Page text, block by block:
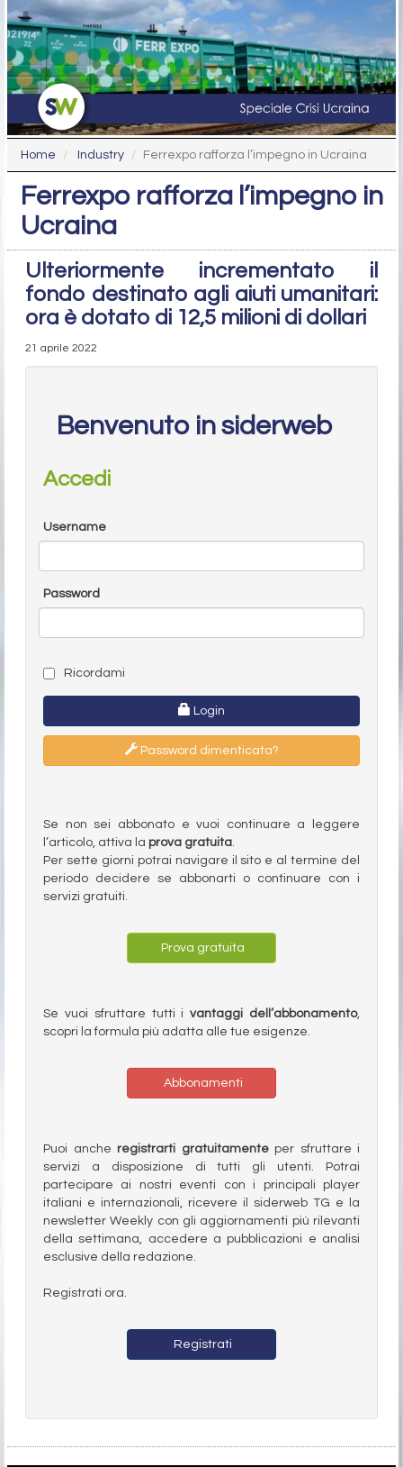
Home Industry Ferrexpo rafforza l’impegno in Ucraina
Ferrexpo rafforza l’impegno in
Ucraina
Ulteriormente incrementato il
fondo destinato agli aiuti umanitari:
ora è dotato di 12,5 milioni di dollari
21 aprile 2022
Benvenuto in siderweb
Accedi
Username
Password
Ricordami
Login
Password dimenticata?
Se non sei abbonato e vuoi continuare a leggere
l’articolo, attiva la prova gratuita.
Per sette giorni potrai navigare il sito e al termine del
periodo decidere se abbonarti o continuare con i
servizi gratuiti.
Prova gratuita
Se vuoi sfruttare tutti ivantaggi dell’abbonamento,
scopri la formula più adatta alle tue esigenze.
Abbonamenti
Puoi anche registrarti gratuitamenteper sfruttare i
servizi a disposizione di tutti gli utenti. Potrai
partecipare ai nostri eventi con i principali player
italiani e internazionali, ricevere il siderweb TG e la
newsletter Weekly con gli aggiornamenti più rilevanti
della settimana, accedere a pubblicazioni e analisi
esclusive della redazione.
Registrati ora.
Registrati